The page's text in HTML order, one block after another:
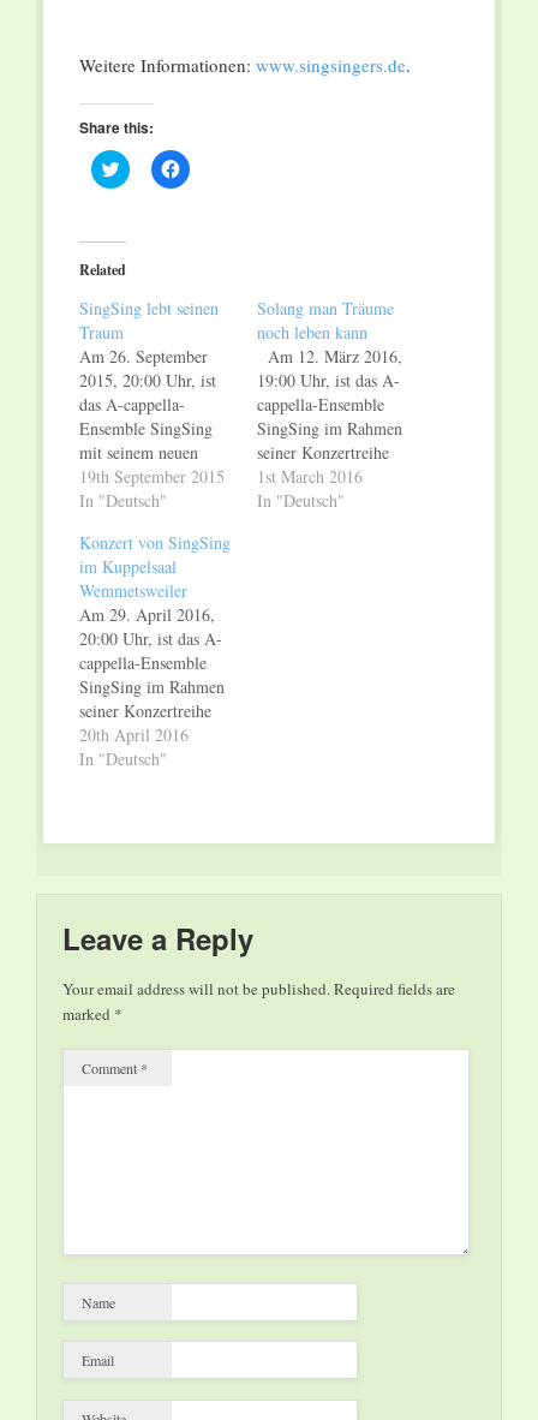
Weitere Informationen: www.singsingers.de.
Share this:
Click
to
(Opens
in
new
Click
to
Related
SingSing lebt seinen
Traum
Am 26. September
2015, 20:00 Uhr, ist
das A-cappella-
Ensemble SingSing
mit seinem neuen
Programm "Solang
man Träume noch
Köllerbacher
Uhrmachers Haus zu
Gast. SingSing hat
sich diesen Titel der
Münchner Freiheit,
der heute als ein
Meilenstein der
deutschen
Popgeschichte gilt, als
Motto seiner nun
19th September 2015
In "Deutsch"
Solang man Träume
noch leben kann
Am 12. März 2016,
19:00 Uhr, ist das A-
cappella-Ensemble
SingSing im Rahmen
seiner Konzertreihe
"Solang man Träume
noch leben kann" im
1st March 2016
In "Deutsch"
Konzert von SingSing
im Kuppelsaal
Wemmetsweiler
Am 29. April 2016,
20:00 Uhr, ist das A-
cappella-Ensemble
SingSing im Rahmen
seiner Konzertreihe
"Solang man Träume
noch leben kann" im
Jarreau, Pharell
Williams und
Freiheit werden in
eigenen Arragements
und im…
20th April 2016
In "Deutsch"
Leave a Reply
Your email address will not be published.Required fields are
marked *
Comment *
Name
Email